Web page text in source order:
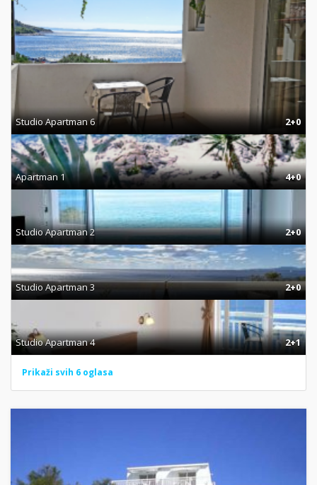
Studio Apartman 6 2+0
Apartman 1 4+0
Studio Apartman 2 2+0
Studio Apartman 3 2+0
Studio Apartman 4 2+1
Prikaži svih 6 oglasa